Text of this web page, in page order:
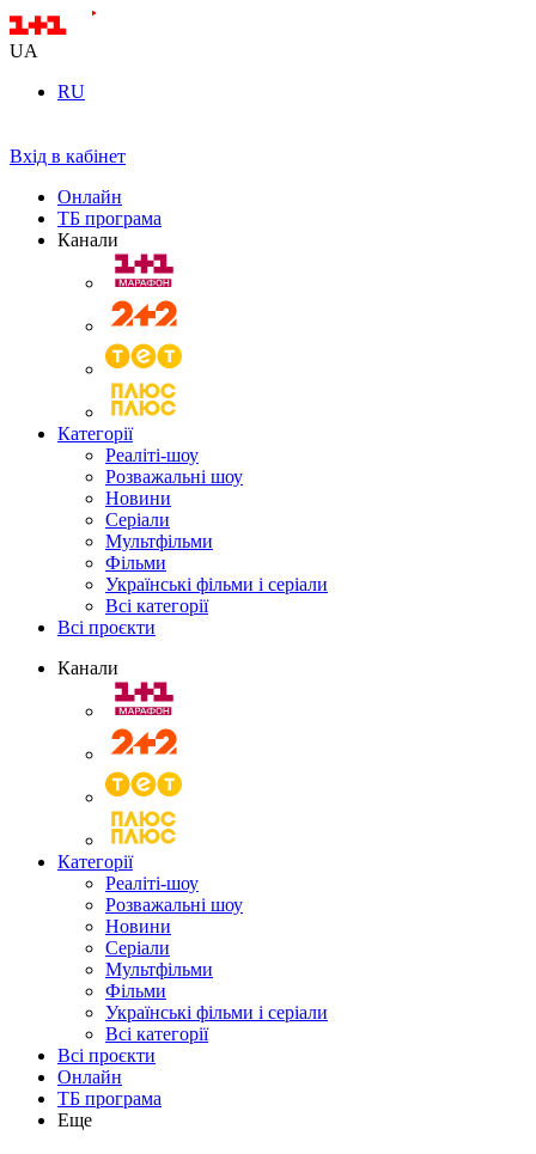
UA
RU
Вхід в кабінет
Онлайн
ТБ програма
Канали
Категорії
Реаліті-шоу
Розважальні шоу
Новини
Серіали
Мультфільми
Фільми
Українські фільми і серіали
Всі категорії
Всі проєкти
Канали
Категорії
Реаліті-шоу
Розважальні шоу
Новини
Серіали
Мультфільми
Фільми
Українські фільми і серіали
Всі категорії
Всі проєкти
Онлайн
ТБ програма
Еще